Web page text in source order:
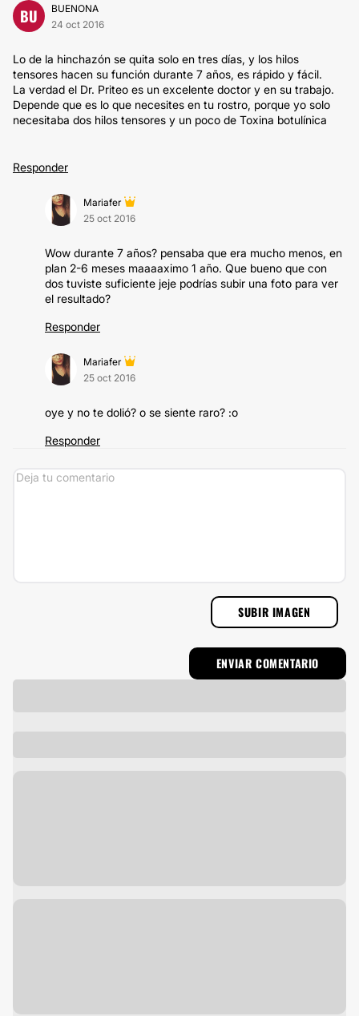
BU
BUENONA
24 oct 2016
Lo de la hinchazón se quita solo en tres días, y los hilos
tensores hacen su función durante 7 años, es rápido y fácil.
La verdad el Dr. Priteo es un excelente doctor y en su trabajo.
Depende que es lo que necesites en tu rostro, porque yo solo
necesitaba dos hilos tensores y un poco de Toxina botulínica
Responder
Mariafer
25 oct 2016
Wow durante 7 años? pensaba que era mucho menos, en
plan 2-6 meses maaaaximo 1 año. Que bueno que con
dos tuviste suficiente jeje podrías subir una foto para ver
el resultado?
Responder
Mariafer
25 oct 2016
oye y no te dolió? o se siente raro? :o
Responder
SUBIR IMAGEN